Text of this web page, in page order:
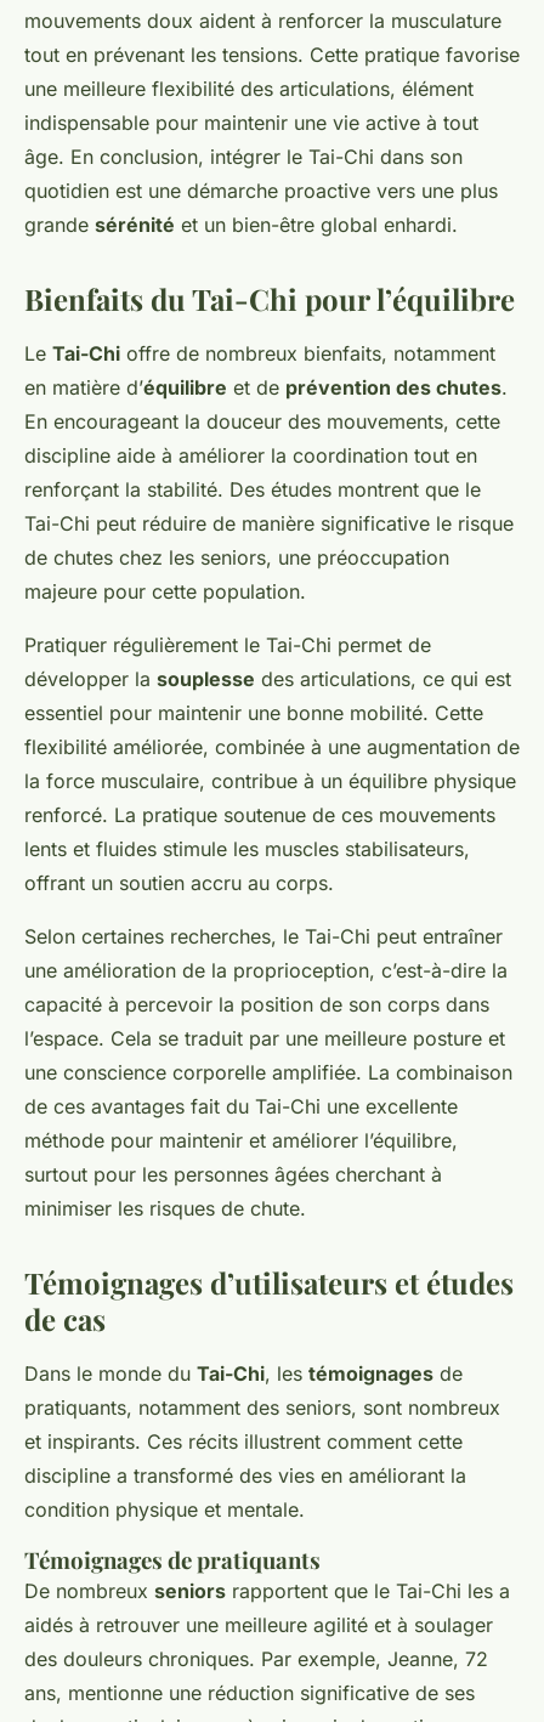
mouvements doux aident à renforcer la musculature
tout en prévenant les tensions. Cette pratique favorise
une meilleure flexibilité des articulations, élément
indispensable pour maintenir une vie active à tout
âge. En conclusion, intégrer le Tai-Chi dans son
quotidien est une démarche proactive vers une plus
grande sérénité et un bien-être global enhardi.
Bienfaits du Tai-Chi pour l’équilibre
Le Tai-Chi offre de nombreux bienfaits, notamment
en matière d’équilibre et de prévention des chutes.
En encourageant la douceur des mouvements, cette
discipline aide à améliorer la coordination tout en
renforçant la stabilité. Des études montrent que le
Tai-Chi peut réduire de manière significative le risque
de chutes chez les seniors, une préoccupation
majeure pour cette population.
Pratiquer régulièrement le Tai-Chi permet de
développer la souplesse des articulations, ce qui est
essentiel pour maintenir une bonne mobilité. Cette
flexibilité améliorée, combinée à une augmentation de
la force musculaire, contribue à un équilibre physique
renforcé. La pratique soutenue de ces mouvements
lents et fluides stimule les muscles stabilisateurs,
offrant un soutien accru au corps.
Selon certaines recherches, le Tai-Chi peut entraîner
une amélioration de la proprioception, c’est-à-dire la
capacité à percevoir la position de son corps dans
l’espace. Cela se traduit par une meilleure posture et
une conscience corporelle amplifiée. La combinaison
de ces avantages fait du Tai-Chi une excellente
méthode pour maintenir et améliorer l’équilibre,
surtout pour les personnes âgées cherchant à
minimiser les risques de chute.
Témoignages d’utilisateurs et études
de cas
Dans le monde du Tai-Chi, les témoignages de
pratiquants, notamment des seniors, sont nombreux
et inspirants. Ces récits illustrent comment cette
discipline a transformé des vies en améliorant la
condition physique et mentale.
Témoignages de pratiquants
De nombreux seniors rapportent que le Tai-Chi les a
aidés à retrouver une meilleure agilité et à soulager
des douleurs chroniques. Par exemple, Jeanne, 72
ans, mentionne une réduction significative de ses